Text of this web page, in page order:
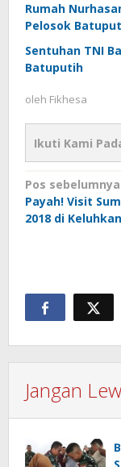
Rumah
Pelosok
Sentuhan TNI
Batuputih
oleh Fikhesa
Ikuti Kami
Navigasi
pos
Pos sebelumnya
Payah! Visit
2018 di
Jangan